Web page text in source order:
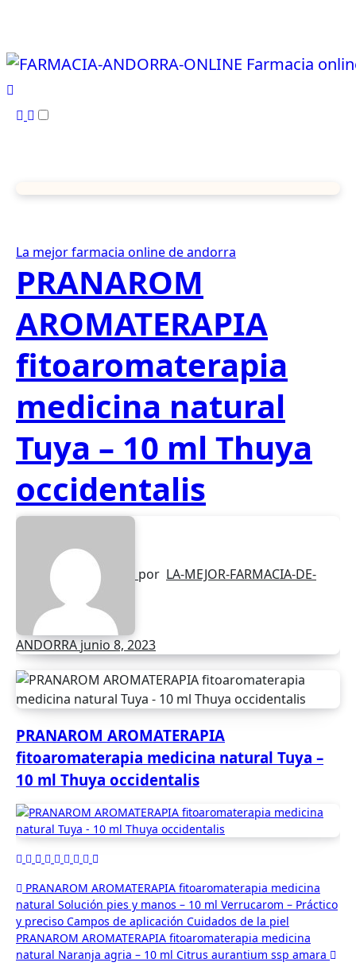
La mejor farmacia online de andorra
PRANAROM
AROMATERAPIA
fitoaromaterapia
medicina natural
Tuya – 10 ml Thuya
occidentalis
por LA-MEJOR-FARMACIA-DE-
ANDORRAjunio 8, 2023
PRANAROM AROMATERAPIA
fitoaromaterapia medicina natural Tuya –
10 ml Thuya occidentalis
Navegación
de
entradas
PRANAROM AROMATERAPIA fitoaromaterapia medicina
natural Solución pies y manos – 10 ml Verrucarom – Práctico
y preciso Campos de aplicación Cuidados de la piel
PRANAROM AROMATERAPIA fitoaromaterapia medicina
natural Naranja agria – 10 ml Citrus aurantium ssp amara